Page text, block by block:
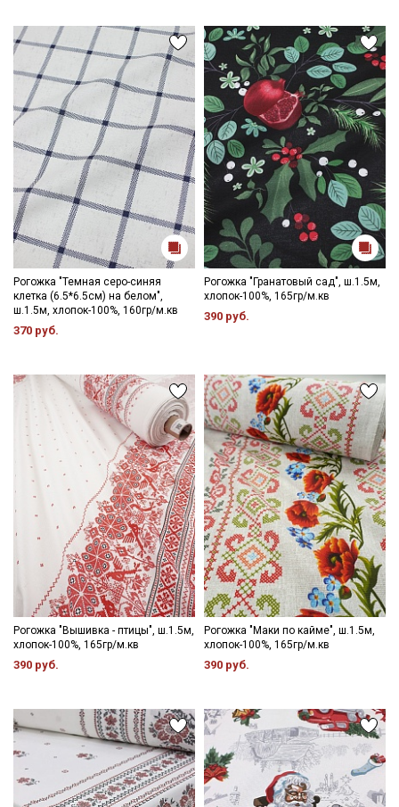
Рогожка "Темная серо-синяя
клетка (6.5*6.5см) на белом",
ш.1.5м, хлопок-100%, 160гр/м.кв
370 руб.
Рогожка "Гранатовый сад", ш.1.5м,
хлопок-100%, 165гр/м.кв
390 руб.
Рогожка "Вышивка - птицы", ш.1.5м,
хлопок-100%, 165гр/м.кв
390 руб.
Рогожка "Маки по кайме", ш.1.5м,
хлопок-100%, 165гр/м.кв
390 руб.
Мы публикуем здесь дополнительные
промокоды и скидки до 30% на узкие
категории тканей